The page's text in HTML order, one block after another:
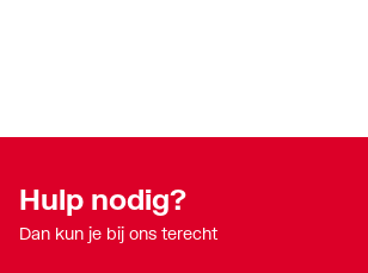
Hulp nodig?
Dan kun je bij ons terecht